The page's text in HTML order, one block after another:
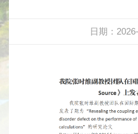
日期：